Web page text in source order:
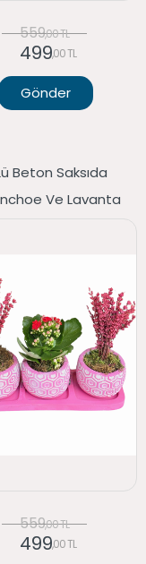
559,00 TL
499,00 TL
Gönder
Beton Saksıda
Ve Lavanta
559,00 TL
499,00 TL